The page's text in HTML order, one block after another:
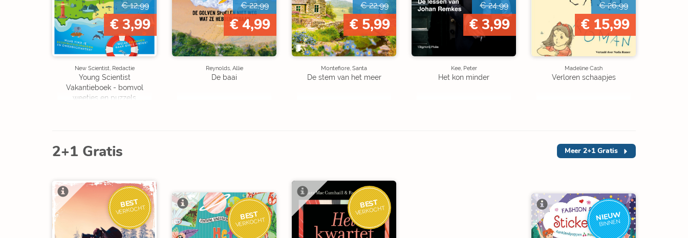
€ 12,99
€ 3,99
New Scientist, Redactie
Young Scientist
Vakantieboek - bomvol
weetjes en puzzels
€ 22,99
€ 4,99
Reynolds, Allie
De baai
€ 22,99
€ 5,99
Montefiore, Santa
De stem van het meer
€ 24,99
€ 3,99
Kee, Peter
Het kon minder
€ 26,99
€ 15,99
Madeline Cash
Verloren schaapjes
2+1 Gratis Meer 2+1 Gratis
BEST
VERKOCHT BEST
VERKOCHT
BEST
VERKOCHT NIEUW
BINNEN